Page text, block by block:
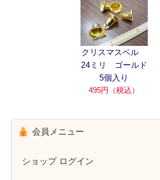
クリスマスベル
24ミリ ゴールド
5個入り
495円（税込）
会員メニュー
ショップ ログイン